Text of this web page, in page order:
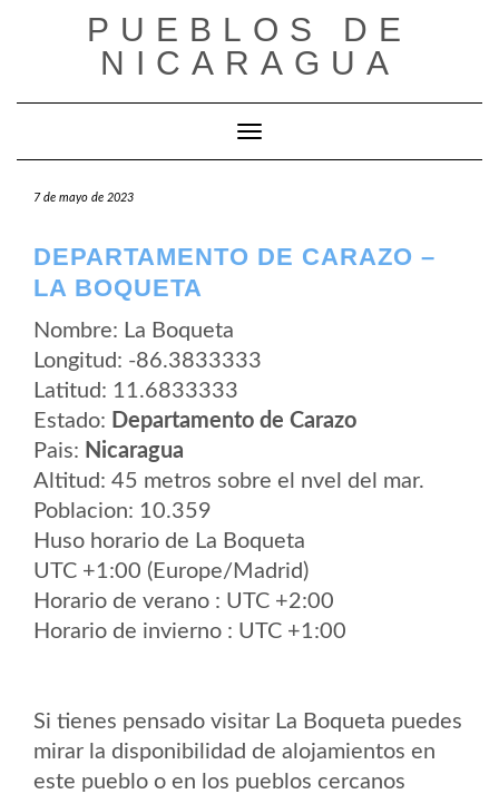
PUEBLOS DE
NICARAGUA
Cambiar modo de navegación
7 de mayo de 2023
DEPARTAMENTO DE CARAZO –
LA BOQUETA
Nombre: La Boqueta
Longitud: -86.3833333
Latitud: 11.6833333
Estado: Departamento de Carazo
Pais: Nicaragua
Altitud: 45 metros sobre el nvel del mar.
Poblacion: 10.359
Huso horario de La Boqueta
UTC +1:00 (Europe/Madrid)
Horario de verano : UTC +2:00
Horario de invierno : UTC +1:00
Si tienes pensado visitar La Boqueta puedes
mirar la disponibilidad de alojamientos en
este pueblo o en los pueblos cercanos